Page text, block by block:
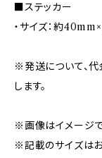
■ステッカー
・サイズ：約
※発送について、
します。
※画像はイメージで
※記載のサイズはお